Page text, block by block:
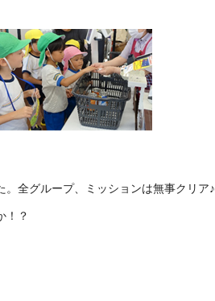
全グループ、ミッションは無事クリア♪
！？